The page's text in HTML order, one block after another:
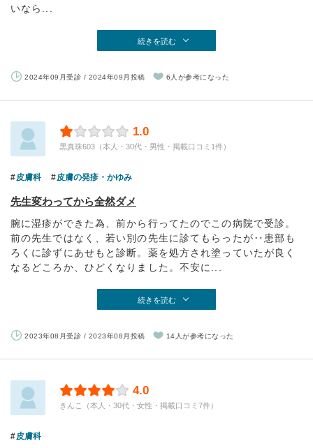
いなら...
続きを読む
2024年09月受診 / 2024年09月投稿 6人が参考になった
1.0
黒真珠603（本人・30代・男性・掲載口コミ1件）
皮膚科 皮膚の発疹・かゆみ
先生変わってから全然ダメ
腕に湿疹ができた為、前から行ってたのでこの病院で受診。
前の先生ではなく、若い別の先生に診てもらったが‥患部も
ろくに診ずにあせもと診断。薬を処方され塗っていたが良く
なるどころか、ひどくなりました。不安に...
続きを読む
2023年08月受診 / 2023年08月投稿 14人が参考になった
4.0
きんこ（本人・30代・女性・掲載口コミ7件）
皮膚科